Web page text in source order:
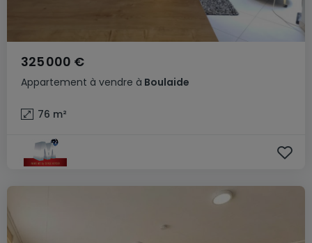
Appartement à vendre à Boulaide
325 000 €
76 m²